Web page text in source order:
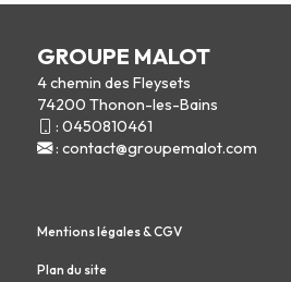
GROUPE MALOT
4 chemin des Fleysets
74200 Thonon-les-Bains
: 0450810461
: contact@groupemalot.com
Mentions légales & CGV
Plan du site